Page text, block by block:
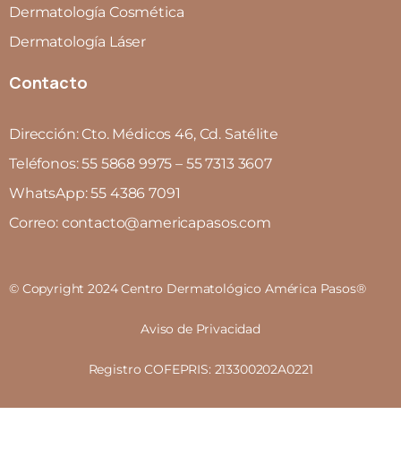
Dermatología Cosmética
Dermatología Láser
Contacto
Dirección: Cto. Médicos 46, Cd. Satélite
Teléfonos: 55 5868 9975 – 55 7313 3607
WhatsApp: 55 4386 7091
Correo: contacto@americapasos.com
© Copyright 2024 Centro Dermatológico América Pasos®
Aviso de Privacidad
Registro COFEPRIS: 213300202A0221